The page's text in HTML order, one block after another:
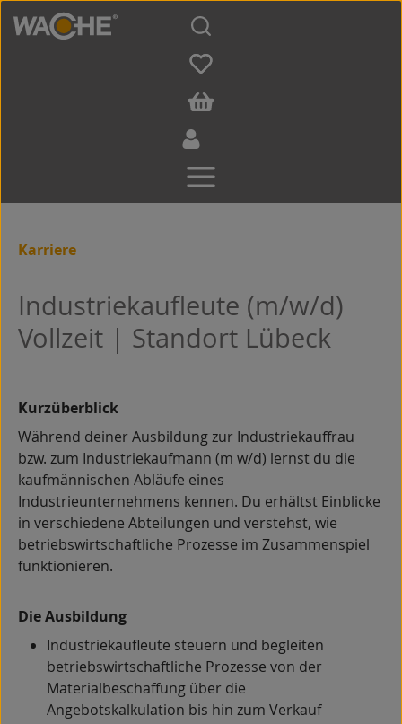
Zum Hauptinhalt springen
Karriere
Industriekaufleute (m/w/d)
Vollzeit | Standort Lübeck
Kurzüberblick
Während deiner Ausbildung zur Industriekauffrau
bzw. zum Industriekaufmann (m w/d) lernst du die
kaufmännischen Abläufe eines
Industrieunternehmens kennen. Du erhältst Einblicke
in verschiedene Abteilungen und verstehst, wie
betriebswirtschaftliche Prozesse im Zusammenspiel
funktionieren.
Die Ausbildung
Industriekaufleute steuern und begleiten
betriebswirtschaftliche Prozesse von der
Materialbeschaffung über die
Angebotskalkulation bis hin zum Verkauf